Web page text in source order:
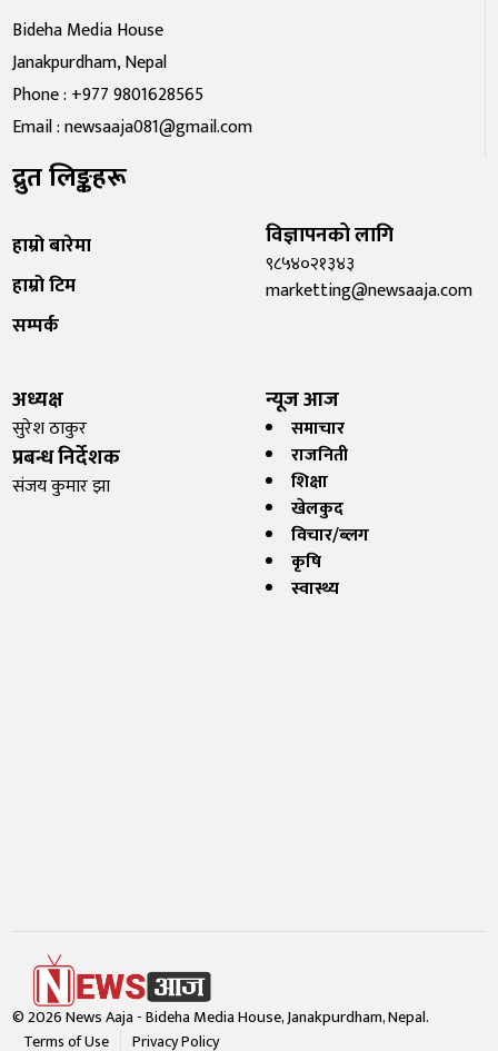
Bideha Media House
Janakpurdham, Nepal
Phone : +977 9801628565
Email : newsaaja081@gmail.com
द्रुत लिङ्कहरू
हाम्रो बारेमा
हाम्रो टिम
सम्पर्क
विज्ञापनको लागि
९८५४०२१३४३
marketting@newsaaja.com
अध्यक्ष
सुरेश ठाकुर
प्रबन्ध निर्देशक
संजय कुमार झा
न्यूज आज
समाचार
राजनिती
शिक्षा
खेलकुद
विचार/ब्लग
कृषि
स्वास्थ्य
© 2026 News Aaja - Bideha Media House, Janakpurdham, Nepal.
Terms of Use Privacy Policy